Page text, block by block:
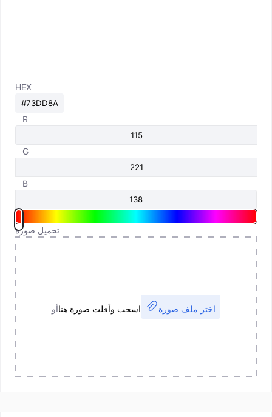
HEX
R
G
B
تحميل صورة
اسحب وأفلت صورة هناأو اختر ملف صورة